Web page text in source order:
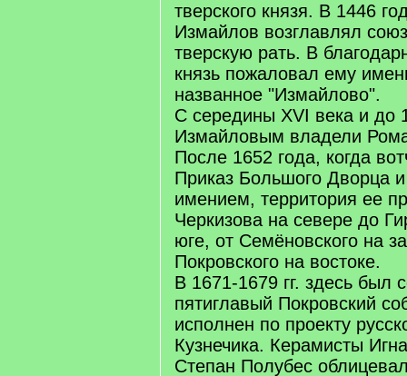
тверского князя. В 1446
Измайлов возглавлял
тверскую рать. В
князь пожаловал ему
названное "Измайлово".
С середины XVI века и до
Измайловым владели
После 1652 года, когда
Приказ Большого Дворца
имением, территория ее
Черкизова на севере до
юге, от Семёновского на
Покровского на востоке.
В 1671-1679 гг. здесь был
пятиглавый Покровский
исполнен по проекту
Кузнечика. Керамисты
Степан Полубес